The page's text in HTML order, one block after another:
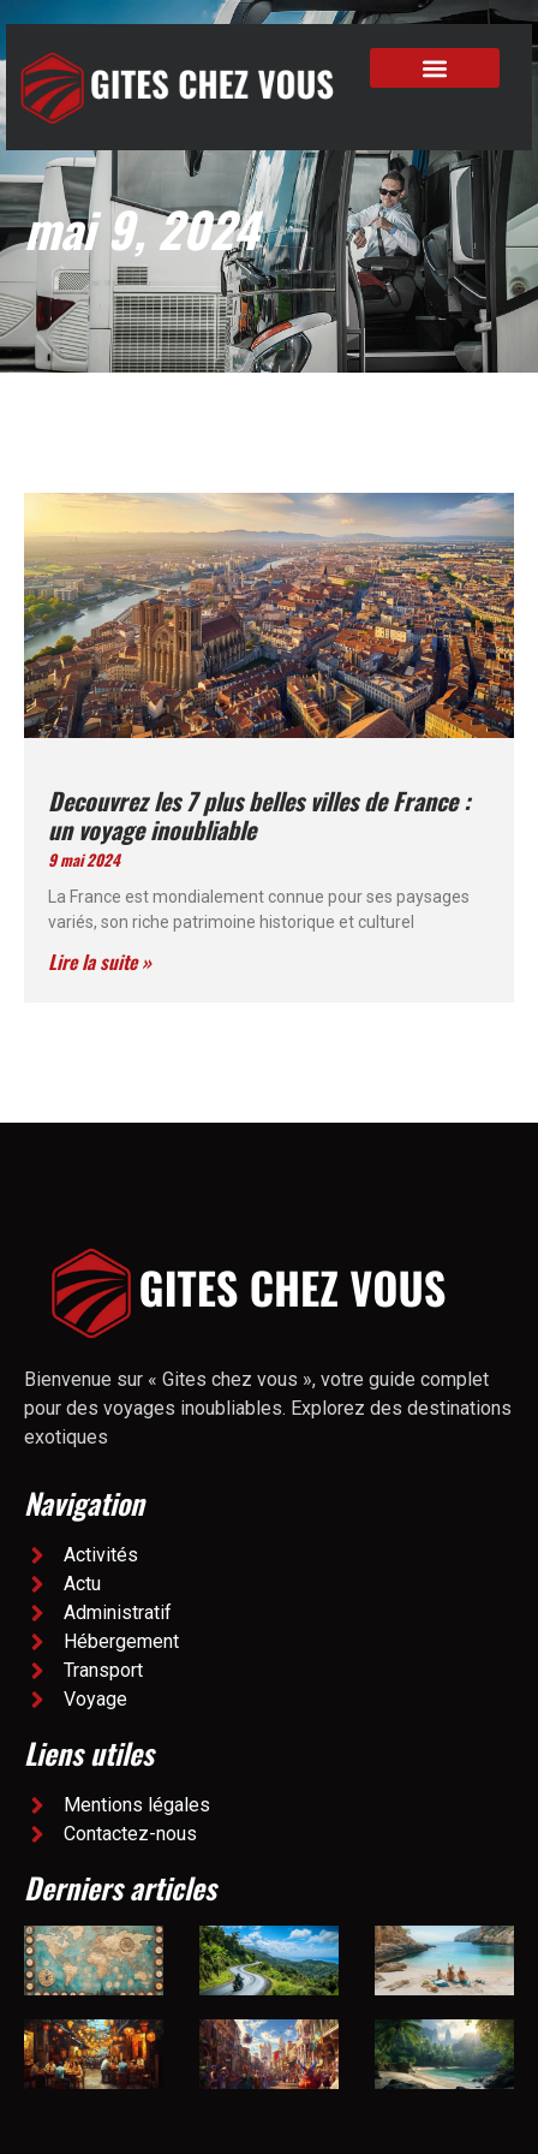
mai 9, 2024
Decouvrez les 7 plus belles villes de France :
un voyage inoubliable
9 mai 2024
La France est mondialement connue pour ses paysages
variés, son riche patrimoine historique et culturel
Lire la suite »
Bienvenue sur « Gites chez vous », votre guide complet
pour des voyages inoubliables. Explorez des destinations
exotiques
Navigation
Activités
Actu
Administratif
Hébergement
Transport
Voyage
Liens utiles
Mentions légales
Contactez-nous
Derniers articles